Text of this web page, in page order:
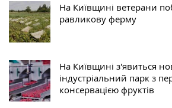
На Київщині ветерани
равликову ферму
На Київщині з'явиться
індустріальний парк з
консервацією фруктів